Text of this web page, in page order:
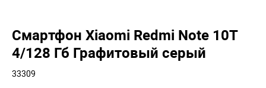
Смартфон Xiaomi Redmi Note 10T
4/128 Гб Графитовый серый
33309